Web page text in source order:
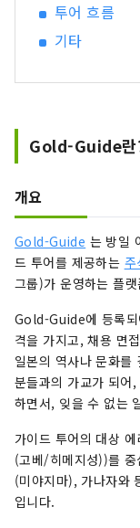
투어 흐름
기타
Gold-Guide란
개요
Gold-Guide 는 방일
드 투어를 제공하는 주
그룹)가 운영하는 플
Gold-Guide에 등록되
격을 가지고, 채용 면
일본의 역사나 문화를
분들과의 가교가 되어
하면서, 잊을 수 없는
가이드 투어의 대상
(고베/히메지성))를
(미야지마), 가나자와
입니다.